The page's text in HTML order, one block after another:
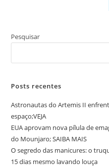
Pesquisar
Posts recentes
Astronautas do Artemis II
espaço;VEJA
EUA aprovam nova pílula de
do Mounjaro; SAIBA MAIS
O segredo das manicures: o
15 dias mesmo lavando louça